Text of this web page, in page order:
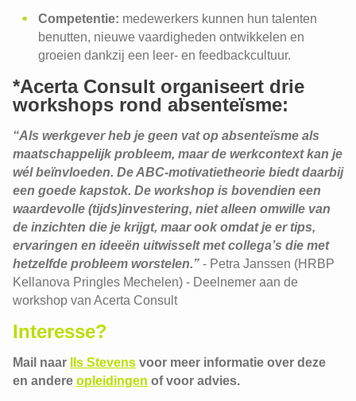
Competentie: medewerkers kunnen hun talenten
benutten, nieuwe vaardigheden ontwikkelen en
groeien dankzij een leer- en feedbackcultuur.
*Acerta Consult organiseert drie
workshops rond absenteïsme:
“Als werkgever heb je geen vat op absenteïsme als
maatschappelijk probleem, maar de werkcontext kan je
wél beïnvloeden. De ABC-motivatietheorie biedt daarbij
een goede kapstok. De workshop is bovendien een
waardevolle (tijds)investering, niet alleen omwille van
de inzichten die je krijgt, maar ook omdat je er tips,
ervaringen en ideeën uitwisselt met collega’s die met
hetzelfde probleem worstelen.” - Petra Janssen (HRBP
Kellanova Pringles Mechelen) - Deelnemer aan de
workshop van Acerta Consult
Interesse?
Mail naar Ils Stevens voor meer informatie over deze
en andere opleidingen of voor advies.